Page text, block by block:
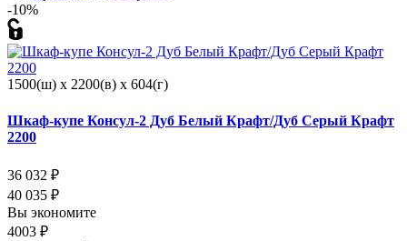
-10%
1500(ш) x 2200(в) x 604(г)
Шкаф-купе Консул-2 Дуб Белый Крафт/Дуб Серый Крафт
2200
36 032 ₽
40 035 ₽
Вы экономите
4003 ₽